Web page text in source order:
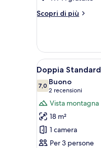
Scopri di più
Altri
Comfort
Apri
tutte
le
foto
per
Doppia
Standard
4
Doppia Standard
7,07,0 su 10
Buono
2 recensioni
(2
recensioni)
Vista montagna
18 m²
1 camera
Per 3 persone